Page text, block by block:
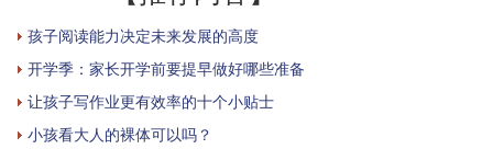
孩子阅读能力决定未来发展的高度
开学季：家长开学前要提早做好哪些准备
让孩子写作业更有效率的十个小贴士
小孩看大人的裸体可以吗？